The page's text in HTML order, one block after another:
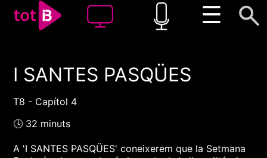
☰
00:00 00:00
I SANTES PASQÜES
T8 - Capítol 4
🕓 32 minuts
A 'I SANTES PASQÜES' coneixerem que la Setmana